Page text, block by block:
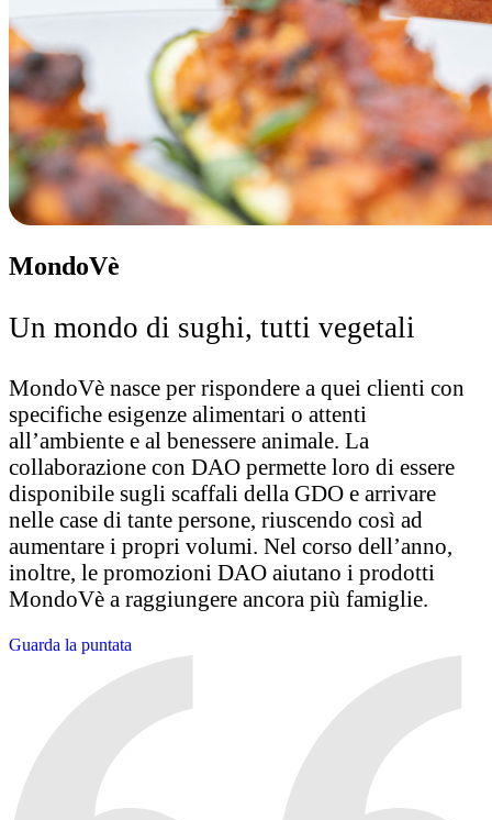
MondoVè
Un mondo di sughi, tutti vegetali
MondoVè nasce per rispondere a quei clienti con
specifiche esigenze alimentari o attenti
all’ambiente e al benessere animale. La
collaborazione con DAO permette loro di essere
disponibile sugli scaffali della GDO e arrivare
nelle case di tante persone, riuscendo così ad
aumentare i propri volumi. Nel corso dell’anno,
inoltre, le promozioni DAO aiutano i prodotti
MondoVè a raggiungere ancora più famiglie.
Guarda la puntata